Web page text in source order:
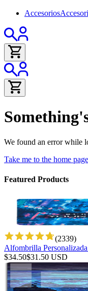
Accesorios
We found an error while
Take me to the home page
Featured Products
(2339)
Alfombrilla
$34.50$31.50 USD